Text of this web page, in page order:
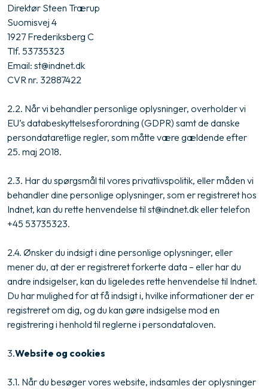
Direktør Steen Trærup
Suomisvej 4
1927 Frederiksberg C
Tlf. 53735323
Email: st@indnet.dk
CVR nr. 32887422
2.2. Når vi behandler personlige oplysninger, overholder vi
EU’s databeskyttelsesforordning (GDPR) samt de danske
persondataretlige regler, som måtte være gældende efter
25. maj 2018.
2.3. Har du spørgsmål til vores privatlivspolitik, eller måden vi
behandler dine personlige oplysninger, som er registreret hos
Indnet, kan du rette henvendelse til st@indnet.dk eller telefon
+45 53735323.
2.4. Ønsker du indsigt i dine personlige oplysninger, eller
mener du, at der er registreret forkerte data – eller har du
andre indsigelser, kan du ligeledes rette henvendelse til Indnet.
Du har mulighed for at få indsigt i, hvilke informationer der er
registreret om dig, og du kan gøre indsigelse mod en
registrering i henhold til reglerne i persondataloven.
3.​Website og cookies
3.1. Når du besøger vores website, indsamles der oplysninger